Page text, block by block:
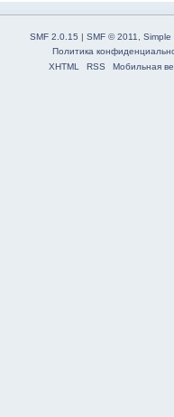
SMF 2.0.15 | SMF © 2011
Simple
Политика
XHTML
RSS Мобильная